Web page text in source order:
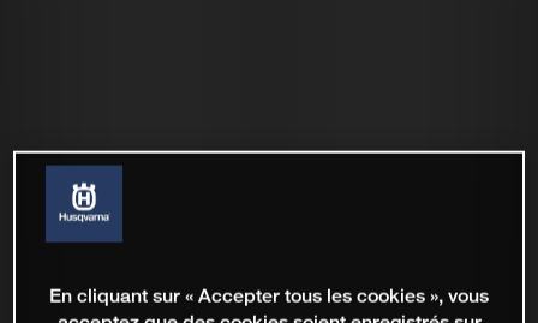
En cliquant sur « Accepter tous les cookies », vous